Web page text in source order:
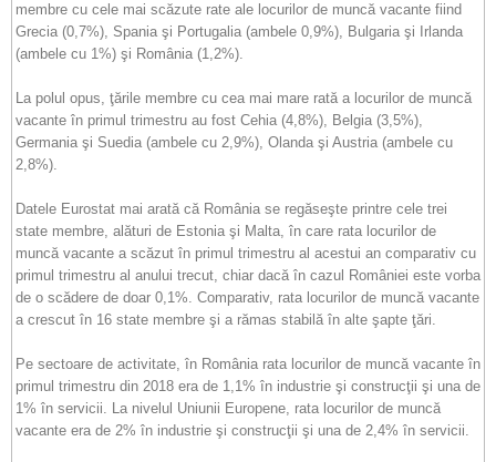
membre cu cele mai scăzute rate ale locurilor de muncă vacante fiind
Grecia (0,7%), Spania şi Portugalia (ambele 0,9%), Bulgaria şi Irlanda
(ambele cu 1%) şi România (1,2%).
La polul opus, ţările membre cu cea mai mare rată a locurilor de muncă
vacante în primul trimestru au fost Cehia (4,8%), Belgia (3,5%),
Germania şi Suedia (ambele cu 2,9%), Olanda şi Austria (ambele cu
2,8%).
Datele Eurostat mai arată că România se regăseşte printre cele trei
state membre, alături de Estonia şi Malta, în care rata locurilor de
muncă vacante a scăzut în primul trimestru al acestui an comparativ cu
primul trimestru al anului trecut, chiar dacă în cazul României este vorba
de o scădere de doar 0,1%. Comparativ, rata locurilor de muncă vacante
a crescut în 16 state membre şi a rămas stabilă în alte şapte ţări.
Pe sectoare de activitate, în România rata locurilor de muncă vacante în
primul trimestru din 2018 era de 1,1% în industrie şi construcţii şi una de
1% în servicii. La nivelul Uniunii Europene, rata locurilor de muncă
vacante era de 2% în industrie şi construcţii şi una de 2,4% în servicii.